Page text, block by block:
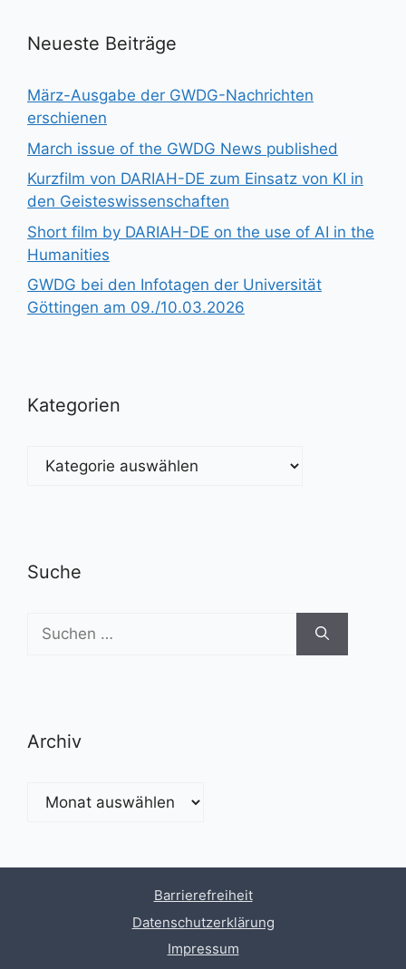
Neueste Beiträge
März-Ausgabe der GWDG-Nachrichten
erschienen
March issue of the GWDG News published
Kurzfilm von DARIAH-DE zum Einsatz von KI in
den Geisteswissenschaften
Short film by DARIAH-DE on the use of AI in the
Humanities
GWDG bei den Infotagen der Universität
Göttingen am 09./10.03.2026
Kategorien
Kategorien
Suche
Suchen
nach:
Archiv
Archiv
Barrierefreiheit
Datenschutzerklärung
Impressum